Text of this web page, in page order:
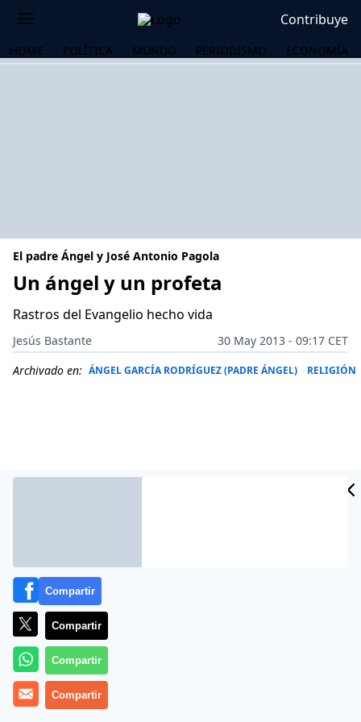
Contribuye
HOME POLÍTICA MUNDO PERIODISMO ECONOMÍA
El padre Ángel y José Antonio Pagola
Un ángel y un profeta
Rastros del Evangelio hecho vida
Jesús Bastante
30 May 2013 - 09:17 CET
Archivado en: ÁNGEL GARCÍA RODRÍGUEZ (PADRE ÁNGEL) RELIGIÓN
Más información
Compartir
Compartir
Compartir
Compartir